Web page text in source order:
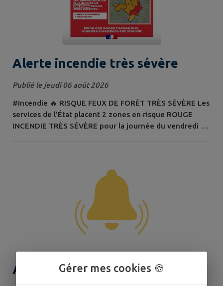
Alerte incendie très sévère
Publié le jeudi 06 août 2026
#Incendie 🔥 RISQUE FEUX DE FORÊT TRÈS SÉVÈRE Les
services de l’État placent 2 zones en risque ROUGE
INCENDIE TRÈS SÉVÈRE pour la journée du vendredi 07
garrigues de ces zones sont INTERDITS. Consulter la
carte quotidienne du risque incendie...
Alerte canicule niveau 3 orange
Gérer mes cookies 🍪